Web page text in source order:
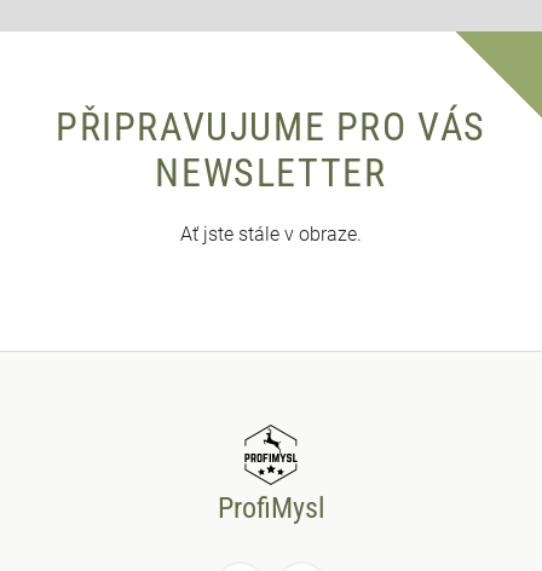
PŘIPRAVUJUME PRO VÁS
NEWSLETTER
Ať jste stále v obraze.
ProfiMysl